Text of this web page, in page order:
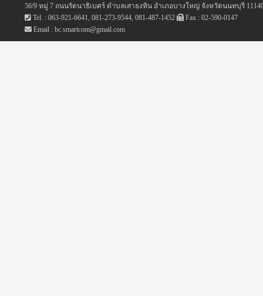
56/9 หมู่ 7 ถนนรัตนาธิเบศร์ ตำบลเสาธงหิน อำเภอบางใหญ่ จังหวัดนนทบุรี
Tel. : 063-921-6641, 081-273-9544, 081-487-1452
Fax : 02-590-0147
Email : bc.smartcom@gmail.com